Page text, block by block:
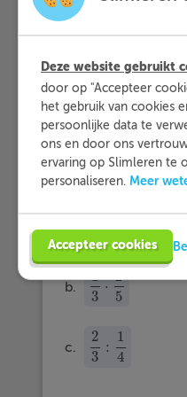
Bereken.
a.
3
+
1
38+12
b.
1
3
⋅
2
5
13 ⋅ 25
c.
2
3
:
1
4
23 : 14
Deze website gebruikt
door op "Accepteer
het gebruik van cookies
persoonlijke data te
ons en door ons
ervaring op Slimleren te
personaliseren. Meer
Accepteer cookies